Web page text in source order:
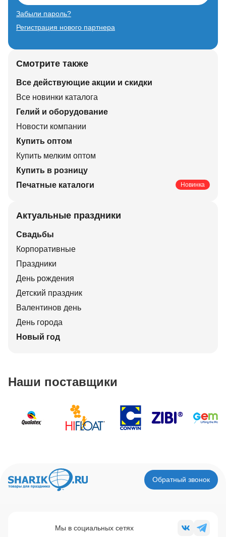
Забыли пароль?
Регистрация нового партнера
Смотрите также
Все действующие акции и скидки
Все новинки каталога
Гелий и оборудование
Новости компании
Купить оптом
Купить мелким оптом
Купить в розницу
Печатные каталоги
Новинка
Актуальные праздники
Свадьбы
Корпоративные
Праздники
День рождения
Детский праздник
Валентинов день
День города
Новый год
Наши поставщики
Обратный звонок
Мы в социальных сетях